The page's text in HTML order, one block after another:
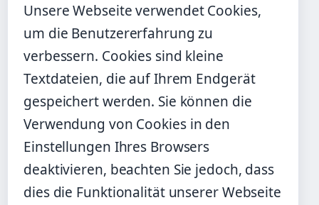
Unsere Webseite verwendet Cookies,
um die Benutzererfahrung zu
verbessern. Cookies sind kleine
Textdateien, die auf Ihrem Endgerät
gespeichert werden. Sie können die
Verwendung von Cookies in den
Einstellungen Ihres Browsers
deaktivieren, beachten Sie jedoch, dass
dies die Funktionalität unserer Webseite